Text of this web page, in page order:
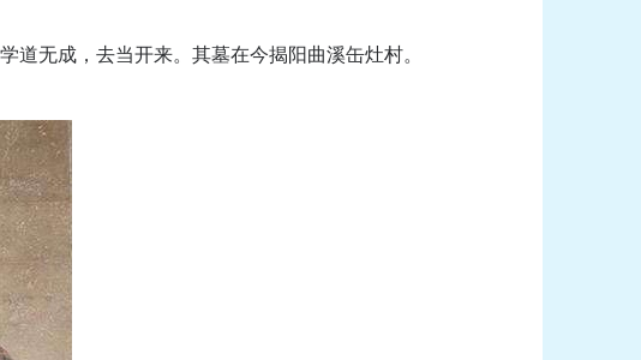
道无成，去当开来。其墓在今揭阳曲溪缶灶村。